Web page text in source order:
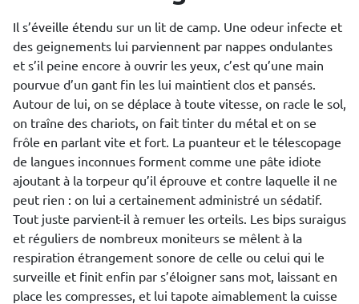
Il s’éveille étendu sur un lit de camp. Une odeur infecte et
des geignements lui parviennent par nappes ondulantes
et s’il peine encore à ouvrir les yeux, c’est qu’une main
pourvue d’un gant fin les lui maintient clos et pansés.
Autour de lui, on se déplace à toute vitesse, on racle le sol,
on traîne des chariots, on fait tinter du métal et on se
frôle en parlant vite et fort. La puanteur et le télescopage
de langues inconnues forment comme une pâte idiote
ajoutant à la torpeur qu’il éprouve et contre laquelle il ne
peut rien : on lui a certainement administré un sédatif.
Tout juste parvient-il à remuer les orteils. Les bips suraigus
et réguliers de nombreux moniteurs se mêlent à la
respiration étrangement sonore de celle ou celui qui le
surveille et finit enfin par s’éloigner sans mot, laissant en
place les compresses, et lui tapote aimablement la cuisse